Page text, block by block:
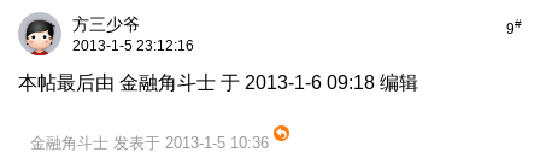
9#
方三少爷
2013-1-5 23:12:16
本帖最后由 金融角斗士 于 2013-1-6 09:18 编辑
金融角斗士 发表于 2013-1-5 10:36